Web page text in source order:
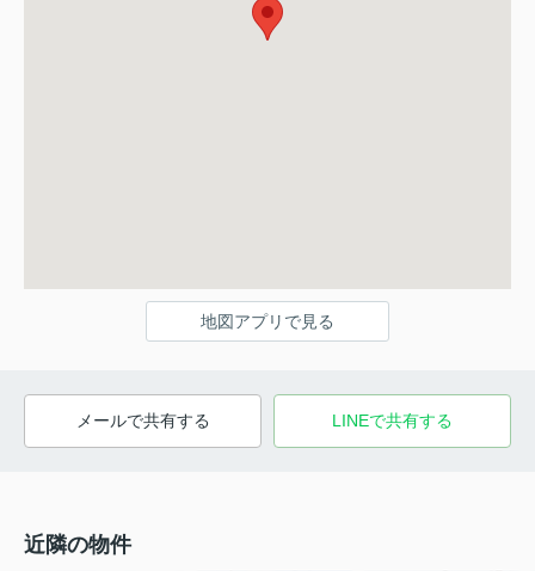
地図アプリで見る
メールで共有する LINEで共有する
近隣の物件